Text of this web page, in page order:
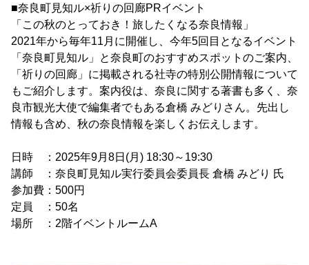
■奈良町見知ル×祈りの回廊PRイベント
「この秋のとっておき！旅したくなる奈良情報」
2021年から毎年11月に開催し、今年5回目となるイベント
「奈良町見知ル」と奈良町のおすすめスポットのご案内、
「祈りの回廊」に掲載される社寺の特別公開情報について
もご紹介します。案内役は、奈良に関する著書も多く、奈
良市観光大使で編集者でもある倉橋 みどりさん。先出し
情報も含め、秋の奈良情報を楽しくお伝えします。
日時 ：2025年9月8日(月) 18:30～19:30
講師 ：奈良町見知ル実行委員会委員長 倉橋 みどり 氏
参加費：500円
定員 ：50名
場所 ：2階イベントルームA